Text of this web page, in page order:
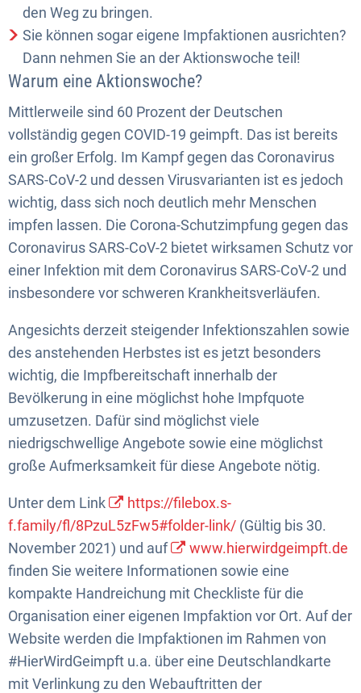
den Weg zu bringen.
Sie können sogar eigene Impfaktionen ausrichten?
Dann nehmen Sie an der Aktionswoche teil!
Warum eine Aktionswoche?
Mittlerweile sind 60 Prozent der Deutschen
vollständig gegen COVID-19 geimpft. Das ist bereits
ein großer Erfolg. Im Kampf gegen das Coronavirus
SARS-CoV-2 und dessen Virusvarianten ist es jedoch
wichtig, dass sich noch deutlich mehr Menschen
impfen lassen. Die Corona-Schutzimpfung gegen das
Coronavirus SARS-CoV-2 bietet wirksamen Schutz vor
einer Infektion mit dem Coronavirus SARS-CoV-2 und
insbesondere vor schweren Krankheitsverläufen.
Angesichts derzeit steigender Infektionszahlen sowie
des anstehenden Herbstes ist es jetzt besonders
wichtig, die Impfbereitschaft innerhalb der
Bevölkerung in eine möglichst hohe Impfquote
umzusetzen. Dafür sind möglichst viele
niedrigschwellige Angebote sowie eine möglichst
große Aufmerksamkeit für diese Angebote nötig.
Unter dem Link
https://filebox.s-
f.family/fl/8PzuL5zFw5#folder-link/ (Gültig bis 30.
November 2021) und auf
www.hierwirdgeimpft.de
finden Sie weitere Informationen sowie eine
kompakte Handreichung mit Checkliste für die
Organisation einer eigenen Impfaktion vor Ort. Auf der
Website werden die Impfaktionen im Rahmen von
#HierWirdGeimpft u.a. über eine Deutschlandkarte
mit Verlinkung zu den Webauftritten der